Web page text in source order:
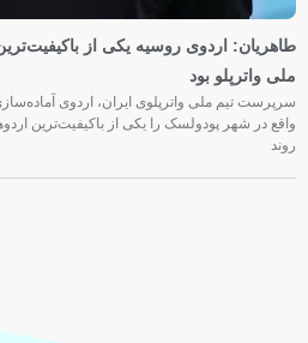
طاهریان: اردوی روسیه یکی از
ملی واترپلو بود
سرپرست تیم ملی واترپلوی ایران، اردوی
واقع در شهر پودولسک را یکی از باکیفیت‌ترین
روند